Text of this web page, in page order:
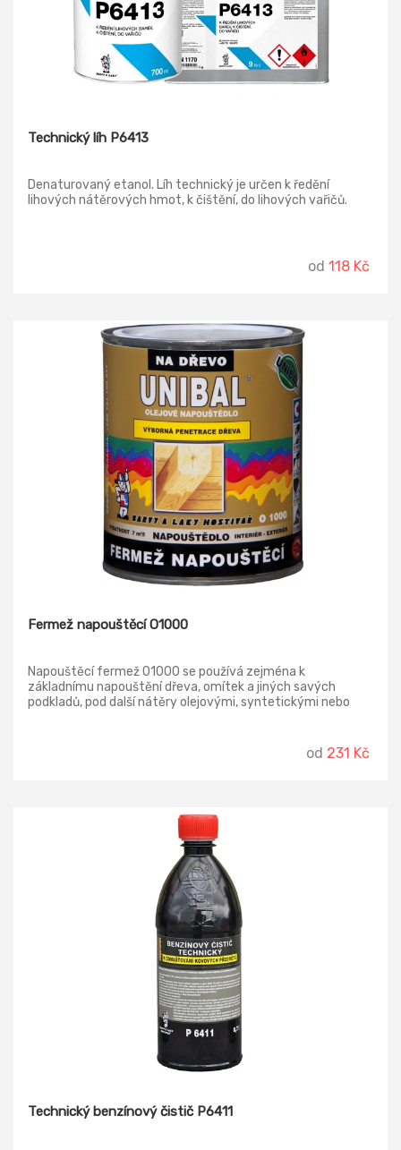
Technický líh P6413
Denaturovaný etanol. Líh technický je určen k ředění
lihových nátěrových hmot, k čištění, do lihových vařičů.
od 118 Kč
Fermež napouštěcí O1000
Napouštěcí fermež O1000 se používá zejména k
základnímu napouštění dřeva, omítek a jiných savých
podkladů, pod další nátěry olejovými, syntetickými nebo
od 231 Kč
Technický benzínový čistič P6411